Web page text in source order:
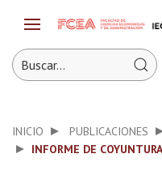
INICIO PUBLICACIONES
INFORME DE